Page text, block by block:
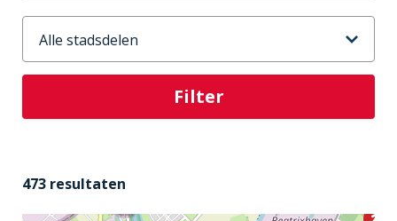
Stadsdeel
473 resultaten